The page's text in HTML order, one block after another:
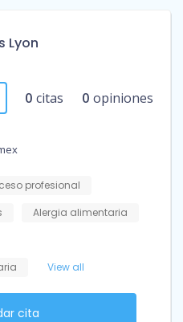
Lyon
0 citas 0 opiniones
profesional
Alergia alimentaria
View all
cita